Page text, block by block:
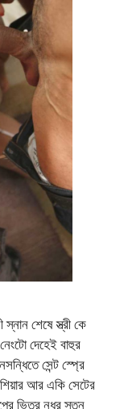
শেষে স্ত্রী কে
দেহেই বাহুর
সেন্ট স্প্রে
আর একি সেটের
ভিতর নধর স্তন